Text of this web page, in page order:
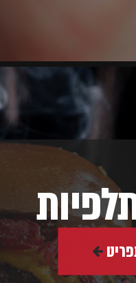
אודות
תלפיות
קראו